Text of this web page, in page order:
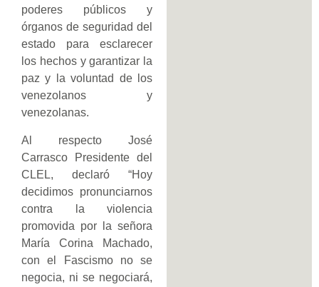
poderes públicos y
órganos de seguridad del
estado para esclarecer
los hechos y garantizar la
paz y la voluntad de los
venezolanos y
venezolanas.
Al respecto José
Carrasco Presidente del
CLEL, declaró “Hoy
decidimos pronunciarnos
contra la violencia
promovida por la señora
María Corina Machado,
con el Fascismo no se
negocia, ni se negociará,